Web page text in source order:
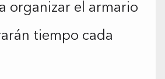
organizar el armario
tiempo cada